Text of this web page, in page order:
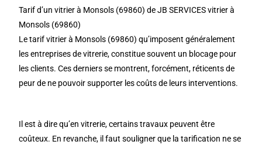
Tarif d’un vitrier à Monsols (69860) de JB SERVICES vitrier à
Monsols (69860)
Le tarif vitrier à Monsols (69860) qu’imposent généralement
les entreprises de vitrerie, constitue souvent un blocage pour
les clients. Ces derniers se montrent, forcément, réticents de
peur de ne pouvoir supporter les coûts de leurs interventions.
Il est à dire qu’en vitrerie, certains travaux peuvent être
coûteux. En revanche, il faut souligner que la tarification ne se